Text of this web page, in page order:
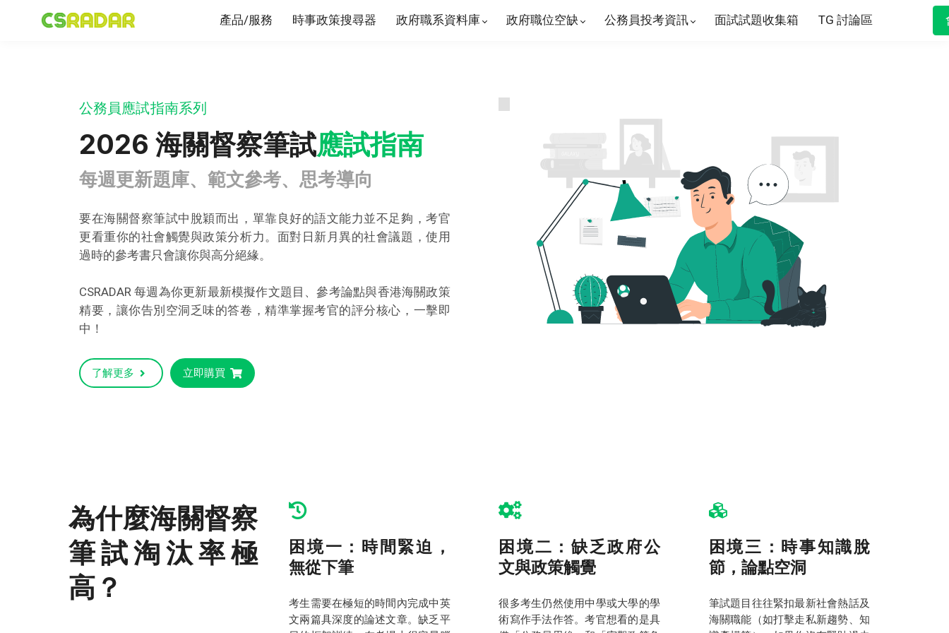
產品/服務 時事政策搜尋器 政府職系資料庫 政府職位空缺 公務員投考資訊 面試試題收集箱 TG 討論區
公務員應試指南系列
2026 海關督察筆試應試指南
每週更新題庫、範文參考、思考導向
要在海關督察筆試中脫穎而出，單靠良好的語文能力並不足夠，考官
更看重你的社會觸覺與政策分析力。面對日新月異的社會議題，使用
過時的參考書只會讓你與高分絕緣。
CSRADAR 每週為你更新最新模擬作文題目、參考論點與香港海關政策
精要，讓你告別空洞乏味的答卷，精準掌握考官的評分核心，一擊即
中！
了解更多 立即購買
為什麼海關督察
筆試淘汰率極
高？
困境一：時間緊迫，
無從下筆
考生需要在極短的時間內完成中英
文兩篇具深度的論述文章。缺乏平
困境二：缺乏政府公
文與政策觸覺
很多考生仍然使用中學或大學的學
術寫作手法作答。考官想看的是具
困境三：時事知識脫
節，論點空洞
筆試題目往往緊扣最新社會熱話及
海關職能（如打擊走私新趨勢、知